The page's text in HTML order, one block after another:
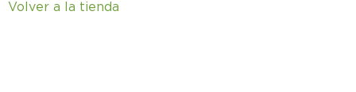
Volver a la tienda